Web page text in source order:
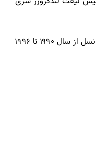
کد اتاق این نسل پرادو j70 بود و این نسل از سال ۱۹۹۰ تا ۱۹۹۶